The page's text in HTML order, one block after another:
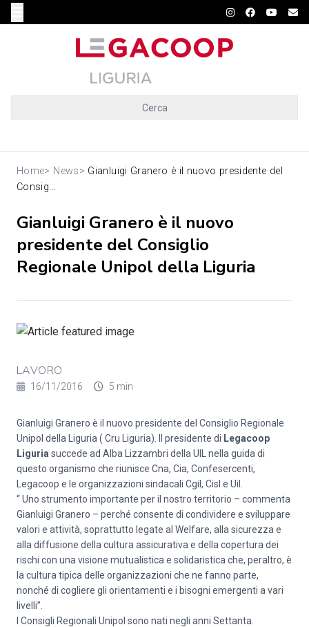
Cerca
Home> News> Gianluigi Granero è il nuovo presidente del
Consig...
Gianluigi Granero è il nuovo
presidente del Consiglio
Regionale Unipol della Liguria
LAVORO
16/11/2016 5 min
Gianluigi Granero è il nuovo presidente del Consiglio Regionale
Unipol della Liguria ( Cru Liguria). Il presidente di Legacoop
Liguria succede ad Alba Lizzambri della UIL nella guida di
questo organismo che riunisce Cna, Cia, Confesercenti,
Legacoop e le organizzazioni sindacali Cgil, Cisl e Uil.
“ Uno strumento importante per il nostro territorio – commenta
Gianluigi Granero – perché consente di condividere e sviluppare
valori e attività, soprattutto legate al Welfare, alla sicurezza e
alla diffusione della cultura assicurativa e della copertura dei
rischi con una visione mutualistica e solidaristica che, peraltro, è
la cultura tipica delle organizzazioni che ne fanno parte,
nonché di cogliere gli orientamenti e i bisogni emergenti a vari
livelli”.
I Consigli Regionali Unipol sono nati negli anni Settanta.